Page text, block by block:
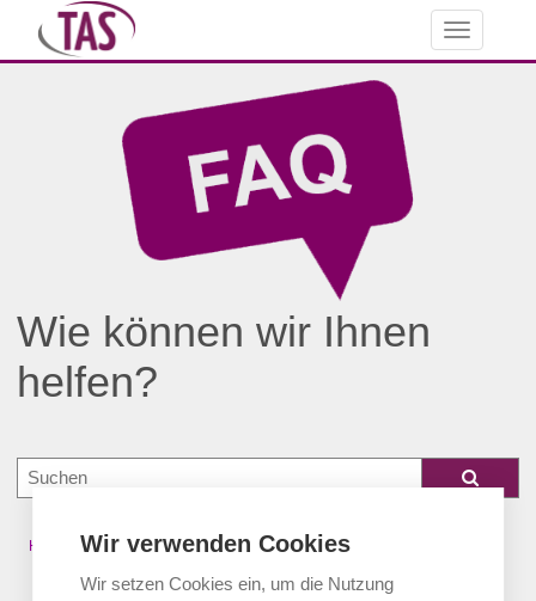
Toggle
navigation
Wie können wir Ihnen
helfen?
Home ▸Kündigung ▸Kündigungsfrist
Wir verwenden Cookies
Wir setzen Cookies ein, um die Nutzung